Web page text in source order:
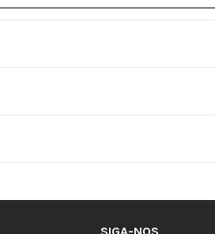
SIGA-NOS